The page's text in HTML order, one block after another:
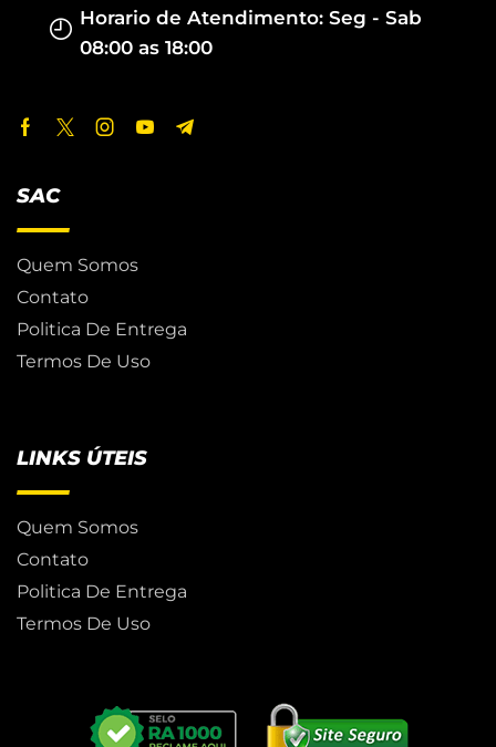
Horario de Atendimento: Seg - Sab
08:00 as 18:00
SAC
Quem Somos
Contato
Politica De Entrega
Termos De Uso
LINKS ÚTEIS
Quem Somos
Contato
Politica De Entrega
Termos De Uso